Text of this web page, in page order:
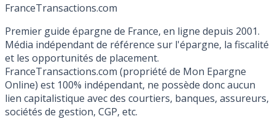
FranceTransactions.com
Premier guide épargne de France, en ligne depuis 2001.
Média indépendant de référence sur l'épargne, la fiscalité
et les opportunités de placement.
FranceTransactions.com (propriété de Mon Epargne
Online) est 100% indépendant, ne possède donc aucun
lien capitalistique avec des courtiers, banques, assureurs,
sociétés de gestion, CGP, etc.